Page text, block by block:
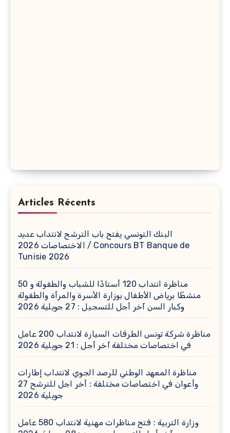
Articles Récents
البنك التونسي يفتح باب الترشح لانتداب عديد
الاختصاصات 2026 / Concours BT Banque de
Tunisie 2026
مناظرة انتداب 120 أستاذًا للشباب والطفولة و 50
منشطًا برياض الأطفال بوزارة الأسرة والمرأة والطفولة
وكبار السن آخر أجل للتسجيل : 27 جويلية 2026
مناظرة شركة تونس الطرقات السيارة لانتداب 200 عامل
في اختصاصات مختلفة آخر أجل : 21 جويلية 2026
مناظرة المعهد الوطني للرصد الجوي لانتداب إطارات
وأعوان في اختصاصات مختلفة : أخر اجل للترشح 27
جويلية 2026
وزارة التربية : فتح مناظرات مهنية لانتداب 580 عامل